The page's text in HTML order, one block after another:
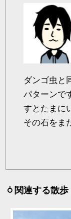
ダンゴ虫と
パターンで
すとたまに
その石をま
関連する散歩